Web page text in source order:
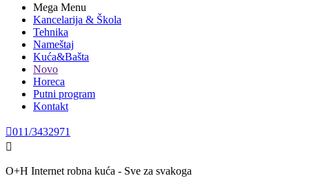
Mega Menu
Kancelarija & Škola
Tehnika
Nameštaj
Kuća&Bašta
Novo
Horeca
Putni program
Kontakt
011/3432971

O+H Internet robna kuća - Sve za svakoga